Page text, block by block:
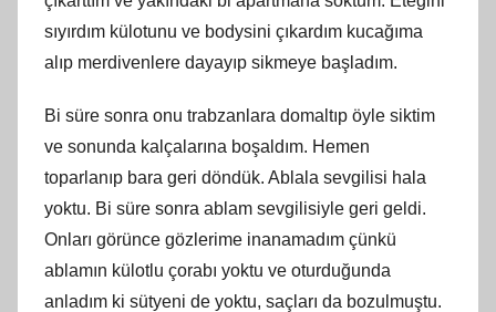
sıyırdım külotunu ve bodysini çıkardım kucağıma
alıp merdivenlere dayayıp sikmeye başladım.
Bi süre sonra onu trabzanlara domaltıp öyle siktim
ve sonunda kalçalarına boşaldım. Hemen
toparlanıp bara geri döndük. Ablala sevgilisi hala
yoktu. Bi süre sonra ablam sevgilisiyle geri geldi.
Onları görünce gözlerime inanamadım çünkü
ablamın külotlu çorabı yoktu ve oturduğunda
anladım ki sütyeni de yoktu, saçları da bozulmuştu.